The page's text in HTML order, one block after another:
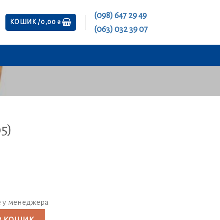
КОШИК /0,00 ₴
(098) 647 29 49
(063) 032 39 07
у менеджера